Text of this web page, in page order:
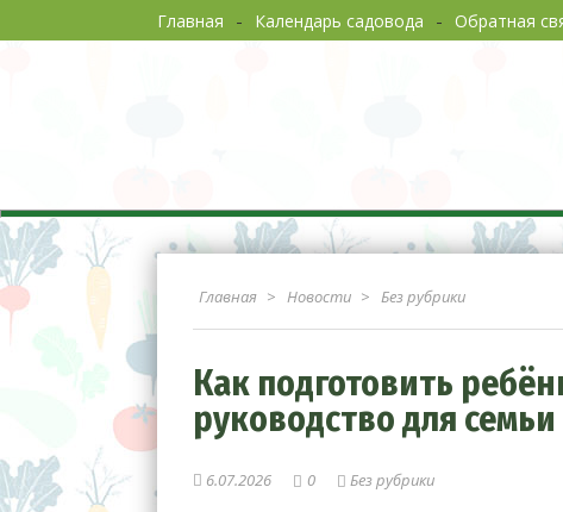
Главная Календарь садовода Обратная
Главная Новости Без рубрики
Как подготовить
руководство для семьи
6.07.2026 0 Без рубрики